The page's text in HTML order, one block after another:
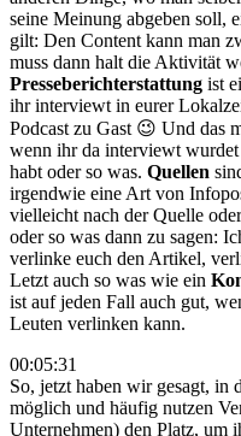
seine Meinung abgeben soll,
gilt: Den Content kann man
muss dann halt die Aktivität
Presseberichterstattung ist
ihr interviewt in eurer
Podcast zu Gast 😉 Und das
wenn ihr da interviewt wurdet
habt oder so was. Quellen
irgendwie eine Art von
vielleicht nach der Quelle
oder so was dann zu sagen:
verlinke euch den Artikel,
Letzt auch so was wie ein
ist auf jeden Fall auch gut,
Leuten verlinken kann.
00:05:31
So, jetzt haben wir gesagt,
möglich und häufig nutzen
Unternehmen) den Platz, um